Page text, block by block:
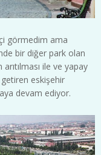
görmedim ama
bir diğer park olan
ile ve yapay
eskişehir
devam ediyor.